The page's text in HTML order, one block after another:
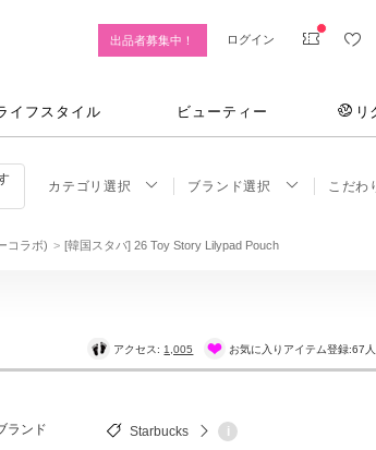
出品者募集中！ ログイン
イフスタイル ビューティー リ
カテゴリ選択 ブランド選択 こだわ
コラボ) [韓国スタバ] 26 Toy Story Lilypad Pouch
アクセス: 1,005 お気に入りアイテム登録:67人
ランド Starbucks i